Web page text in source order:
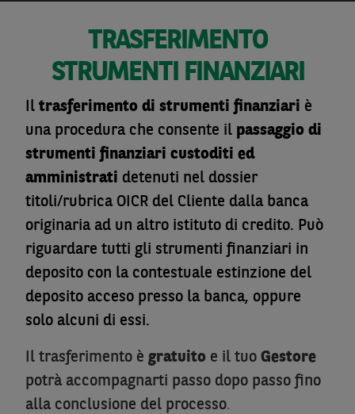
TRASFERIMENTO
STRUMENTI FINANZIARI
Il trasferimento di strumenti finanziari è
una procedura che consente il passaggio di
strumenti finanziari custoditi ed
amministrati detenuti nel dossier
titoli/rubrica OICR del Cliente dalla banca
originaria ad un altro istituto di credito. Può
riguardare tutti gli strumenti finanziari in
deposito con la contestuale estinzione del
deposito acceso presso la banca, oppure
solo alcuni di essi.
Il trasferimento è gratuito e il tuo Gestore
potrà accompagnarti passo dopo passo fino
alla conclusione del processo.